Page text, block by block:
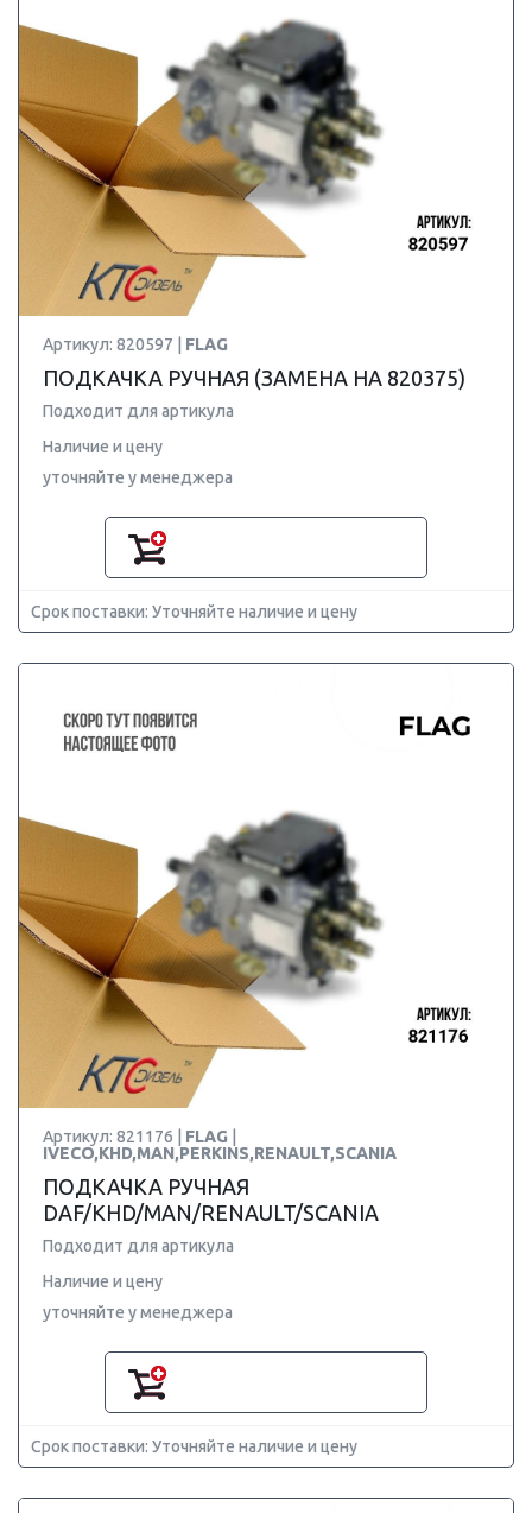
Артикул: 820597 | FLAG
ПОДКАЧКА РУЧНАЯ (ЗАМЕНА НА 820375)
Подходит для артикула
Наличие и цену
уточняйте у менеджера
Срок поставки: Уточняйте наличие и цену
Артикул: 821176 | FLAG
IVECO,KHD,MAN,PERKINS,RENAULT,SCANIA
ПОДКАЧКА РУЧНАЯ
DAF/KHD/MAN/RENAULT/SCANIA
Подходит для артикула
Наличие и цену
уточняйте у менеджера
Срок поставки: Уточняйте наличие и цену